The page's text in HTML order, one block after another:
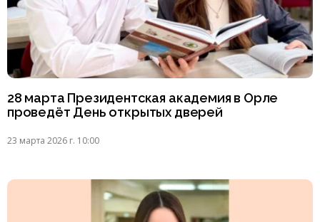
28 марта Президентская академия в Орле
проведёт День открытых дверей
23 марта 2026 г. 10:00